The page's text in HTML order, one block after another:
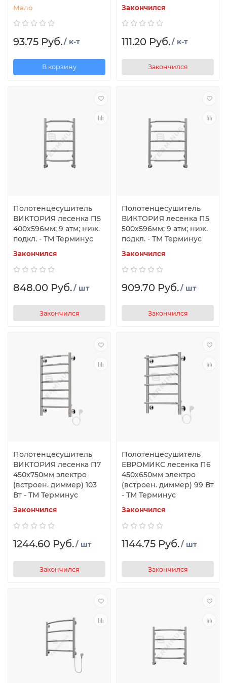
Мало
93.75 Руб./ к-т
В корзину
Закончился
111.20 Руб./ к-т
Закончился
Полотенцесушитель
ВИКТОРИЯ лесенка П5
400х596мм; 9 атм; ниж.
подкл. - ТМ Терминус
Закончился
848.00 Руб./ шт
Закончился
Полотенцесушитель
ВИКТОРИЯ лесенка П5
500х596мм; 9 атм; ниж.
подкл. - ТМ Терминус
Закончился
909.70 Руб./ шт
Закончился
Полотенцесушитель
ВИКТОРИЯ лесенка П7
450х750мм электро
(встроен. диммер) 103
Вт - ТМ Терминус
Закончился
1244.60 Руб./ шт
Закончился
Полотенцесушитель
ЕВРОМИКС лесенка П6
450х650мм электро
(встроен. диммер) 99 Вт
- ТМ Терминус
Закончился
1144.75 Руб./ шт
Закончился